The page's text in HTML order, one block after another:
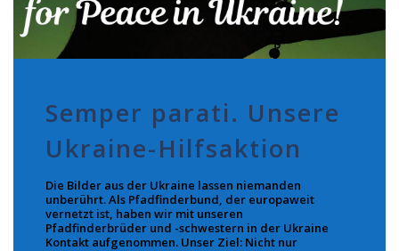
Semper parati. Unsere
Ukraine-Hilfsaktion
Die Bilder aus der Ukraine lassen niemanden
unberührt. Als Pfadfinderbund, der europaweit
vernetzt ist, haben wir mit unseren
Pfadfinderbrüder und -schwestern in der Ukraine
Kontakt aufgenommen. Unser Ziel: Nicht nur